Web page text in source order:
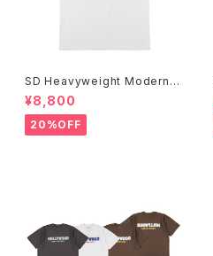
SD Heavyweight Modern T
wist Signs Logo T
¥8,800
20%OFF